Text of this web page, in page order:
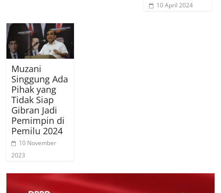
10 April 2024
Muzani
Singgung Ada
Pihak yang
Tidak Siap
Gibran Jadi
Pemimpin di
Pemilu 2024
10 November
2023